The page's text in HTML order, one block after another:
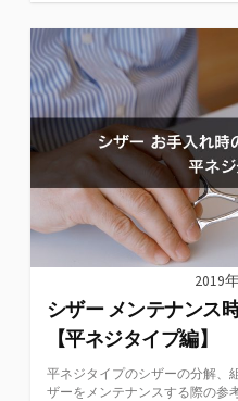
2019
シザー メンテナンス
【平ネジタイプ編】
平ネジタイプのシザーの分解、
ザーをメンテナンスする際の参